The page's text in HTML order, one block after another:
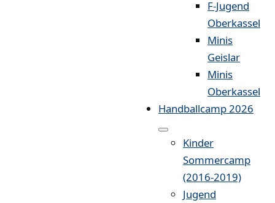
F-Jugend
Oberkassel
Minis
Geislar
Minis
Oberkassel
Handballcamp 2026
Kinder
Sommercamp
(2016-2019)
Jugend